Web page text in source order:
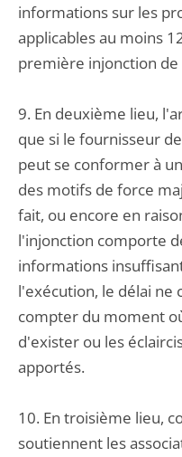
informations sur les
applicables au moins
première injonction
9. En deuxième lieu,
que si le fournisseur
peut se conformer à
des motifs de force
fait, ou encore en
l'injonction comporte
informations
l'exécution, le délai ne
compter du moment
d'exister ou les
apportés.
10. En troisième lieu,
soutiennent les